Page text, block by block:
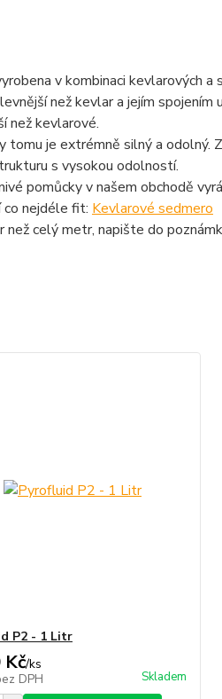
v kombinaci kevlarových
než kevlar a jejím spojením
než kevlarové.
je extrémně silný a odolný.
s vysokou odolností.
pomůcky v našem obchodě
co nejdéle fit: Kevlarové sedmero
celý metr, napište do
P2 - 1 Litr
Kč/ks
DPH Skladem